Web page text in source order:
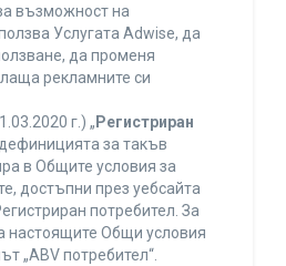
възможност на
Услугата Adwise, да
да променя
рекламните си
г.) „ Регистриран
за такъв
в Общите условия за
достъпни през уебсайта
потребител. За
настоящите Общи условия
„ABV потребител“.